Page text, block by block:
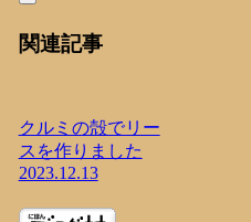
関連記事
クルミの殻でリー
スを作りました
2023.12.13